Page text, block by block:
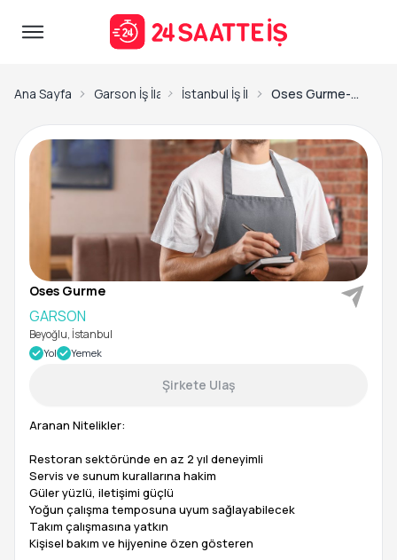
Ana Sayfa Garson İş İlanlarıİstanbul İş İlanları Oses Gurme-GARSON
Oses Gurme
GARSON
Beyoğlu, İstanbul
Yol Yemek
Şirkete Ulaş
Aranan Nitelikler:
Restoran sektöründe en az 2 yıl deneyimli
Servis ve sunum kurallarına hakim
Güler yüzlü, iletişimi güçlü
Yoğun çalışma temposuna uyum sağlayabilecek
Takım çalışmasına yatkın
Kişisel bakım ve hijyenine özen gösteren